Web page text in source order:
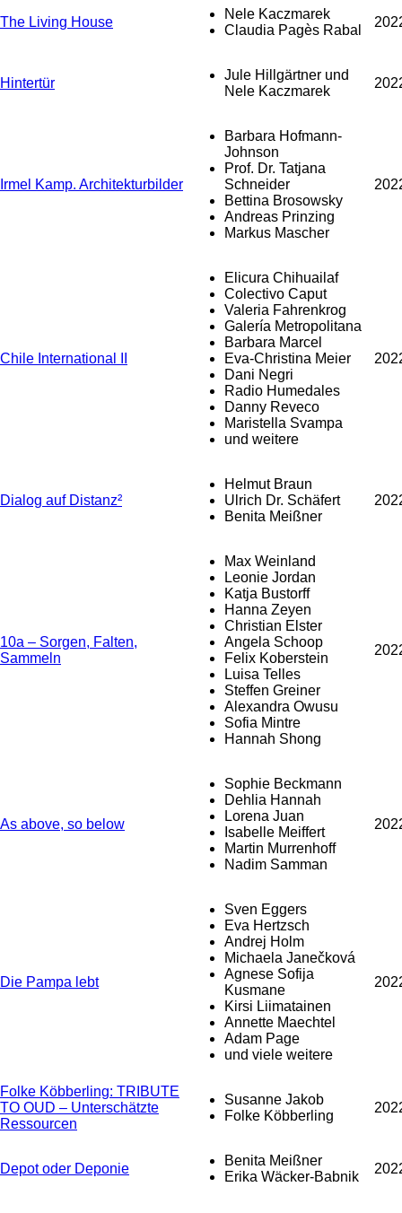
The Living House
Nele Kaczmarek
Claudia Pagès Rabal
Hintertür
Jule Hillgärtner und
Nele Kaczmarek
Irmel Kamp. Architekturbilder
Barbara Hofmann-
Johnson
Prof. Dr. Tatjana
Schneider
Bettina Brosowsky
Andreas Prinzing
Markus Mascher
Chile International II
Elicura Chihuailaf
Colectivo Caput
Valeria Fahrenkrog
Galería Metropolitana
Barbara Marcel
Eva-Christina Meier
Dani Negri
Radio Humedales
Danny Reveco
Maristella Svampa
und weitere
Dialog auf Distanz²
Helmut Braun
Ulrich Dr. Schäfert
Benita Meißner
10a – Sorgen, Falten,
Sammeln
Max Weinland
Leonie Jordan
Katja Bustorff
Hanna Zeyen
Christian Elster
Angela Schoop
Felix Koberstein
Luisa Telles
Steffen Greiner
Alexandra Owusu
Sofia Mintre
Hannah Shong
As above, so below
Sophie Beckmann
Dehlia Hannah
Lorena Juan
Isabelle Meiffert
Martin Murrenhoff
Nadim Samman
Die Pampa lebt
Sven Eggers
Eva Hertzsch
Andrej Holm
Michaela Janečková
Agnese Sofija
Kusmane
Kirsi Liimatainen
Annette Maechtel
Adam Page
und viele weitere
Folke Köbberling: TRIBUTE
TO OUD – Unterschätzte
Ressourcen
Susanne Jakob
Folke Köbberling
Depot oder Deponie
Benita Meißner
Erika Wäcker-Babnik